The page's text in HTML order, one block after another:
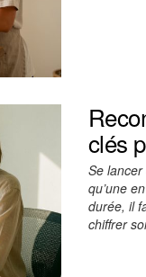
clés
Se
qu’une
durée, il
chiffrer